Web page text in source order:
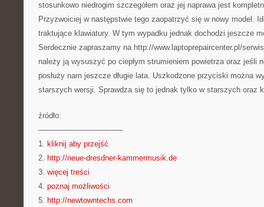
stosunkowo niedrogim szczegółem oraz jej naprawa jest
Przyzwoiciej w następstwie tego zaopatrzyć się w nowy model.
traktujące klawiatury. W tym wypadku jednak dochodzi jeszcze
Serdecznie zapraszamy na http://www.laptoprepaircenter.pl/
należy ją wysuszyć po ciepłym strumieniem powietrza oraz jeśli
posłuży nam jeszcze długie lata. Uszkodzone przyciski można
starszych wersji. Sprawdza się to jednak tylko w starszych oraz
źródło:
———————————
1. kliknij aby przejść
2. http://neue-dresdner-kammermusik.de
3. więcej treści
4. poznaj możliwości
5. http://newtowntechs.com